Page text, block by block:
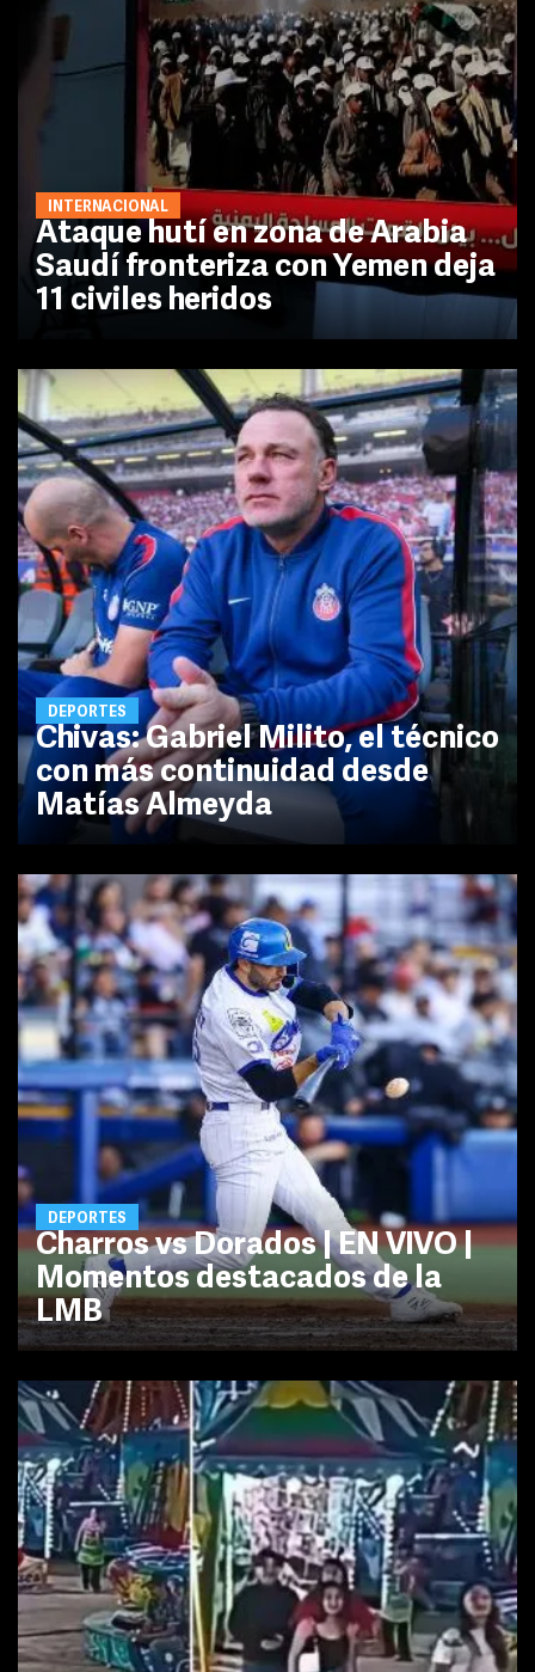
INTERNACIONAL
Ataque hutí en zona de Arabia
Saudí fronteriza con Yemen deja
11 civiles heridos
DEPORTES
Chivas: Gabriel Milito, el técnico
con más continuidad desde
Matías Almeyda
DEPORTES
Charros vs Dorados | EN VIVO |
Momentos destacados de la
LMB